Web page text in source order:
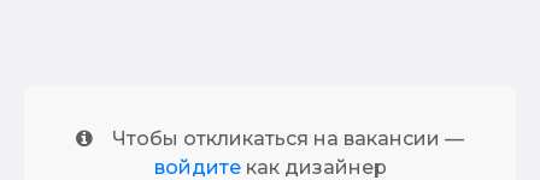
Чтобы откликаться на вакансии —
войдитекак дизайнер